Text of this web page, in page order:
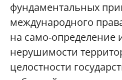
фундаментальных
международного
на само-определение
нерушимости
целостности